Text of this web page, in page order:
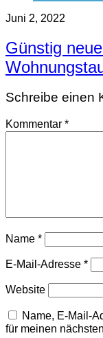
Juni 2, 2022
Günstig
Schreibe einen
Kommentar *
Name *
E-Mail-Adresse *
Website
Name, E-Mail-
für meinen